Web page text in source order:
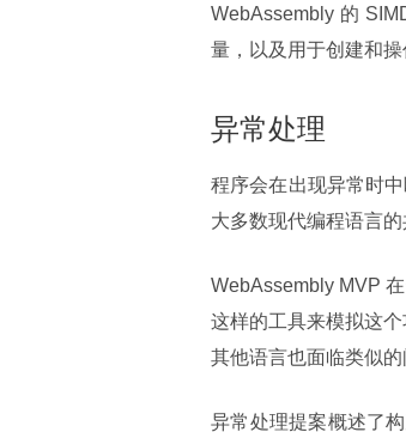
WebAssembly 的
量，以及用于创建和
异常处理
程序会在出现异常时
大多数现代编程语言
WebAssembly MVP
这样的工具来模拟这
其他语言也面临类似的
异常处理提案概述了